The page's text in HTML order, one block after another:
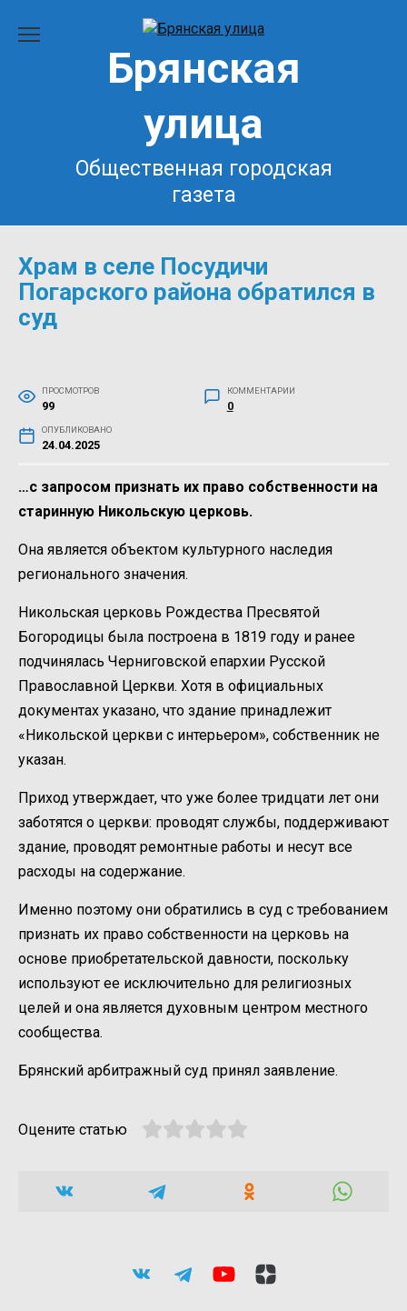
Брянская
улица
Общественная городская
газета
Храм в селе Посудичи
Погарского района обратился в
суд
ПРОСМОТРОВ
99
КОММЕНТАРИИ
0
ОПУБЛИКОВАНО
24.04.2025
…с запросом признать их право собственности на
старинную Никольскую церковь.
Она является объектом культурного наследия
регионального значения.
Никольская церковь Рождества Пресвятой
Богородицы была построена в 1819 году и ранее
подчинялась Черниговской епархии Русской
Православной Церкви. Хотя в официальных
документах указано, что здание принадлежит
«Никольской церкви с интерьером», собственник не
указан.
Приход утверждает, что уже более тридцати лет они
заботятся о церкви: проводят службы, поддерживают
здание, проводят ремонтные работы и несут все
расходы на содержание.
Именно поэтому они обратились в суд с требованием
признать их право собственности на церковь на
основе приобретательской давности, поскольку
используют ее исключительно для религиозных
целей и она является духовным центром местного
сообщества.
Брянский арбитражный суд принял заявление.
Оцените статью